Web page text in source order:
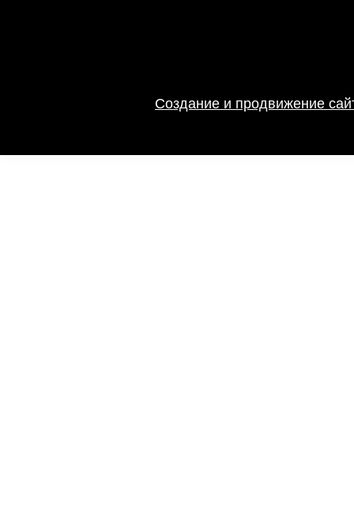
Создание и продвижение